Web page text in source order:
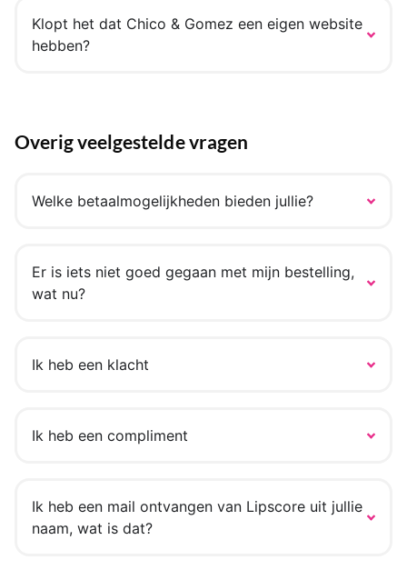
Klopt het dat Chico & Gomez een eigen website
hebben?
Overig veelgestelde vragen
Welke betaalmogelijkheden bieden jullie?
Er is iets niet goed gegaan met mijn bestelling,
wat nu?
Ik heb een klacht
Ik heb een compliment
Ik heb een mail ontvangen van Lipscore uit jullie
naam, wat is dat?